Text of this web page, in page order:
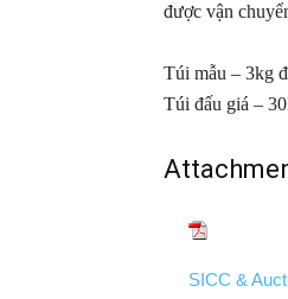
được vận
Túi mẫu – 3kg
Túi đấu giá –
SICC &